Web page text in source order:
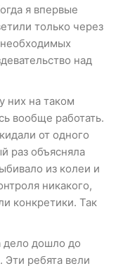
я впервые
только через
над
них на таком
вообще работать.
от одного
раз объясняла
из колеи и
никакого,
конкретики. Так
дело дошло до
Эти ребята вели